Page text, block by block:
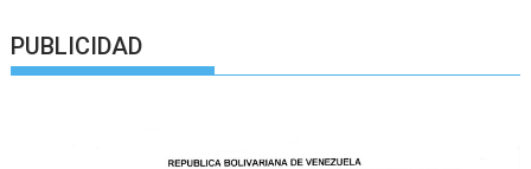
PUBLICIDAD